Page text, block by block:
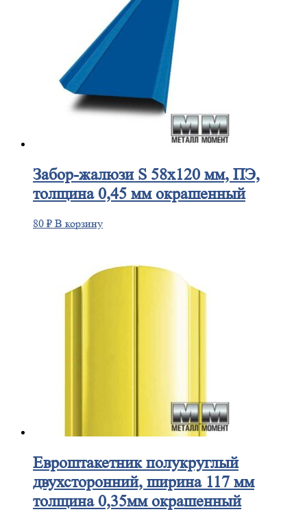
Забор-жалюзиS 58х120 мм, ПЭ,
толщина 0,45 мм окрашенный
80 ₽ В корзину
Евроштакетникполукруглый
двухсторонний, ширина 117 мм
толщина 0,35мм окрашенный